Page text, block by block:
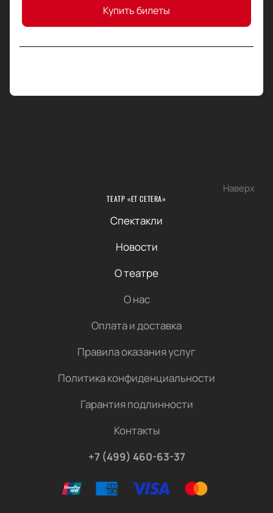
Купить билеты
Наверх
ТЕАТР «ET CETERA»
Спектакли
Новости
О театре
О нас
Оплата и доставка
Правила оказания услуг
Политика конфиденциальности
Гарантия подлинности
Контакты
+7 (499) 460-63-37